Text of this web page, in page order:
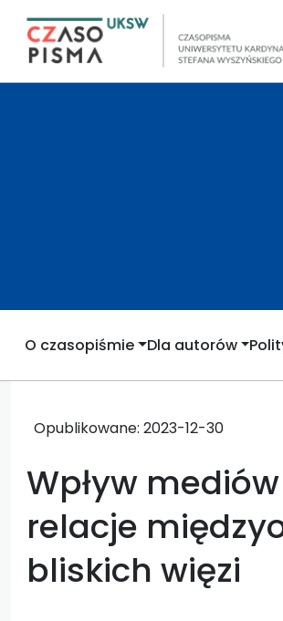
O czasopiśmie Dla autorów
Opublikowane: 2023-12-30
Wpływ
relacje
bliskich więzi